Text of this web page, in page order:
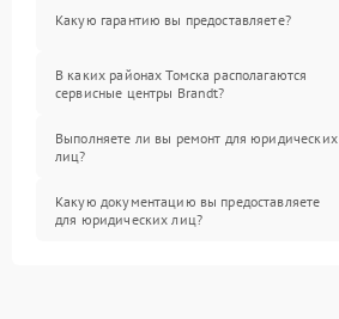
Какую гарантию вы предоставляете?
В каких районах Томска располагаются
сервисные центры Brandt?
Выполняете ли вы ремонт для юридических
лиц?
Какую документацию вы предоставляете
для юридических лиц?